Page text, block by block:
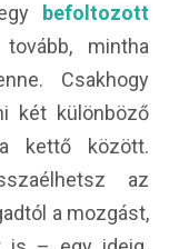
befoltozott
mintha
Csakhogy
két különböző
kettő között.
az
a mozgást,